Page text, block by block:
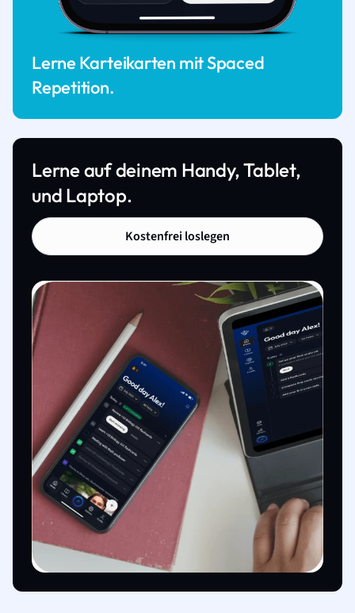
Lerne Karteikarten mit Spaced
Repetition.
Lerne auf deinem Handy, Tablet,
und Laptop.
Kostenfrei loslegen